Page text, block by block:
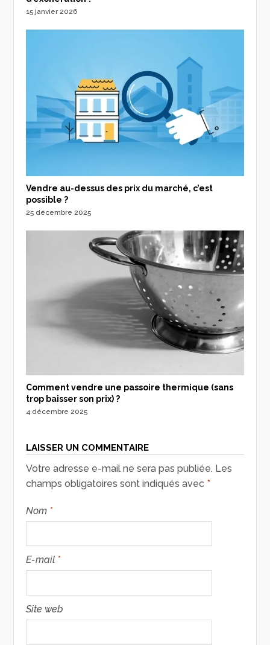
15 janvier 2026
Vendre au-dessus des prix du marché, c’est
possible ?
25 décembre 2025
Comment vendre une passoire thermique (sans
trop baisser son prix) ?
4 décembre 2025
LAISSER UN COMMENTAIRE
Votre adresse e-mail ne sera pas publiée. Les
champs obligatoires sont indiqués avec *
Nom *
E-mail *
Site web